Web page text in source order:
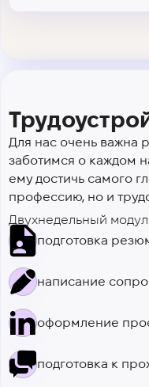
Для нас очень важна
заботимся о каждом
ему достичь самого
профессию, но и
Двухнедельный
подготовка
написание
оформление
подготовка к